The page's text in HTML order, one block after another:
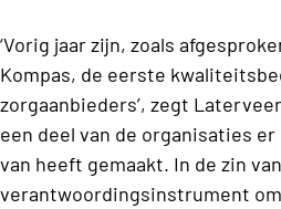
‘Vorig jaar zijn, zoals
Kompas, de eerste
zorgaanbieders’, zegt
een deel van de organisaties
van heeft gemaakt. In de zin
verantwoordingsinstrument